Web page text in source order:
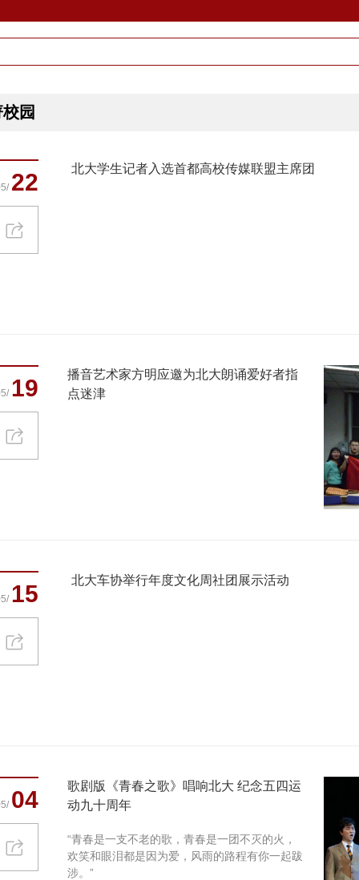
园
22
北大学生记者入选首都高校传媒联盟主席团
19
播音艺术家方明应邀为北大朗诵爱好者指
点迷津
15
北大车协举行年度文化周社团展示活动
04
歌剧版《青春之歌》唱响北大 纪念五四运
动九十周年
“青春是一支不老的歌，青春是一团不灭的火，
欢笑和眼泪都是因为爱，风雨的路程有你一起跋
涉。”